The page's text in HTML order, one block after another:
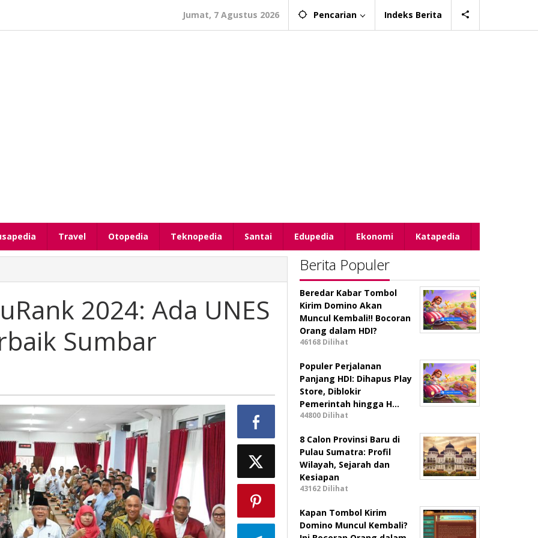
Jumat, 7 Agustus 2026 Pencarian Indeks Berita
Travel Otopedia Teknopedia Santai Edupedia Ekonomi Katapedia
2024: Ada UNES
Sumbar
Berita Populer
Beredar Kabar Tombol
Kirim Domino Akan
Muncul Kembali!! Bocoran
Orang dalam HDI?
46168 Dilihat
Populer Perjalanan
Panjang HDI: Dihapus Play
Store, Diblokir
Pemerintah hingga H…
44800 Dilihat
8 Calon Provinsi Baru di
Pulau Sumatra: Profil
Wilayah, Sejarah dan
Kesiapan
43162 Dilihat
Kapan Tombol Kirim
Domino Muncul Kembali?